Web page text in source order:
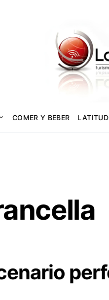
COMER Y BEBER